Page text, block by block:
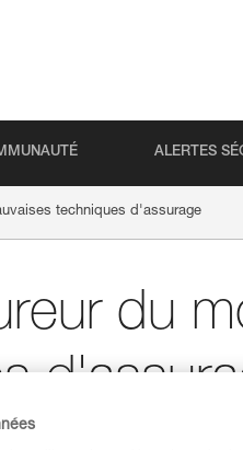
ALERTES
techniques d'assurage
du